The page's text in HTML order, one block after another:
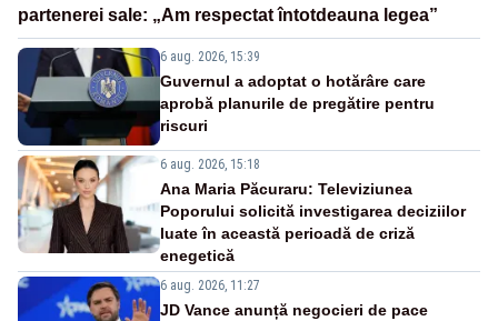
partenerei sale: „Am respectat întotdeauna legea”
6 aug. 2026, 15:39
Guvernul a adoptat o hotărâre care
aprobă planurile de pregătire pentru
riscuri
6 aug. 2026, 15:18
Ana Maria Păcuraru: Televiziunea
Poporului solicită investigarea deciziilor
luate în această perioadă de criză
enegetică
6 aug. 2026, 11:27
JD Vance anunță negocieri de pace